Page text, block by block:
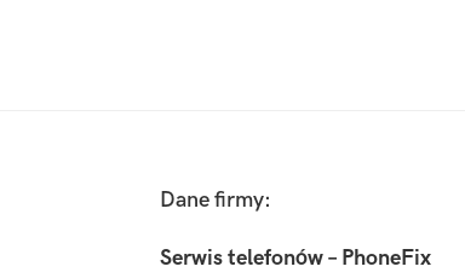
Dane firmy:
Serwis telefonów – PhoneFix